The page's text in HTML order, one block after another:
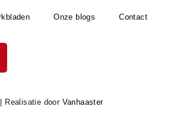
Onze blogs Contact
Realisatie door Vanhaaster